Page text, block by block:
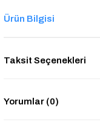
Ürün Bilgisi
Taksit Seçenekleri
Yorumlar (0)